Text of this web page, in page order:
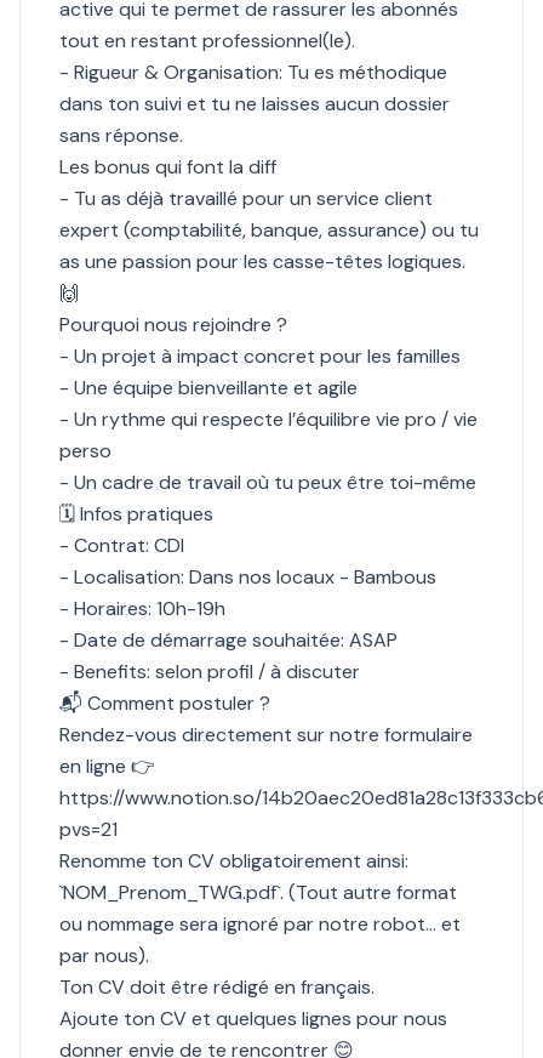
active qui te permet de rassurer les abonnés
tout en restant professionnel(le).
- Rigueur & Organisation: Tu es méthodique
dans ton suivi et tu ne laisses aucun dossier
sans réponse.
Les bonus qui font la diff
- Tu as déjà travaillé pour un service client
expert (comptabilité, banque, assurance) ou tu
as une passion pour les casse-têtes logiques.
🙌
Pourquoi nous rejoindre ?
- Un projet à impact concret pour les familles
- Une équipe bienveillante et agile
- Un rythme qui respecte l’équilibre vie pro / vie
perso
- Un cadre de travail où tu peux être toi-même
🗓 Infos pratiques
- Contrat: CDI
- Localisation: Dans nos locaux - Bambous
- Horaires: 10h-19h
- Date de démarrage souhaitée: ASAP
- Benefits: selon profil / à discuter
📬 Comment postuler ?
Rendez-vous directement sur notre formulaire
en ligne 👉
https://www.notion.so/
pvs=21
Renomme ton CV obligatoirement ainsi:
`NOM_Prenom_TWG.pdf`. (Tout autre format
ou nommage sera ignoré par notre robot... et
par nous).
Ton CV doit être rédigé en français.
Ajoute ton CV et quelques lignes pour nous
donner envie de te rencontrer 😊